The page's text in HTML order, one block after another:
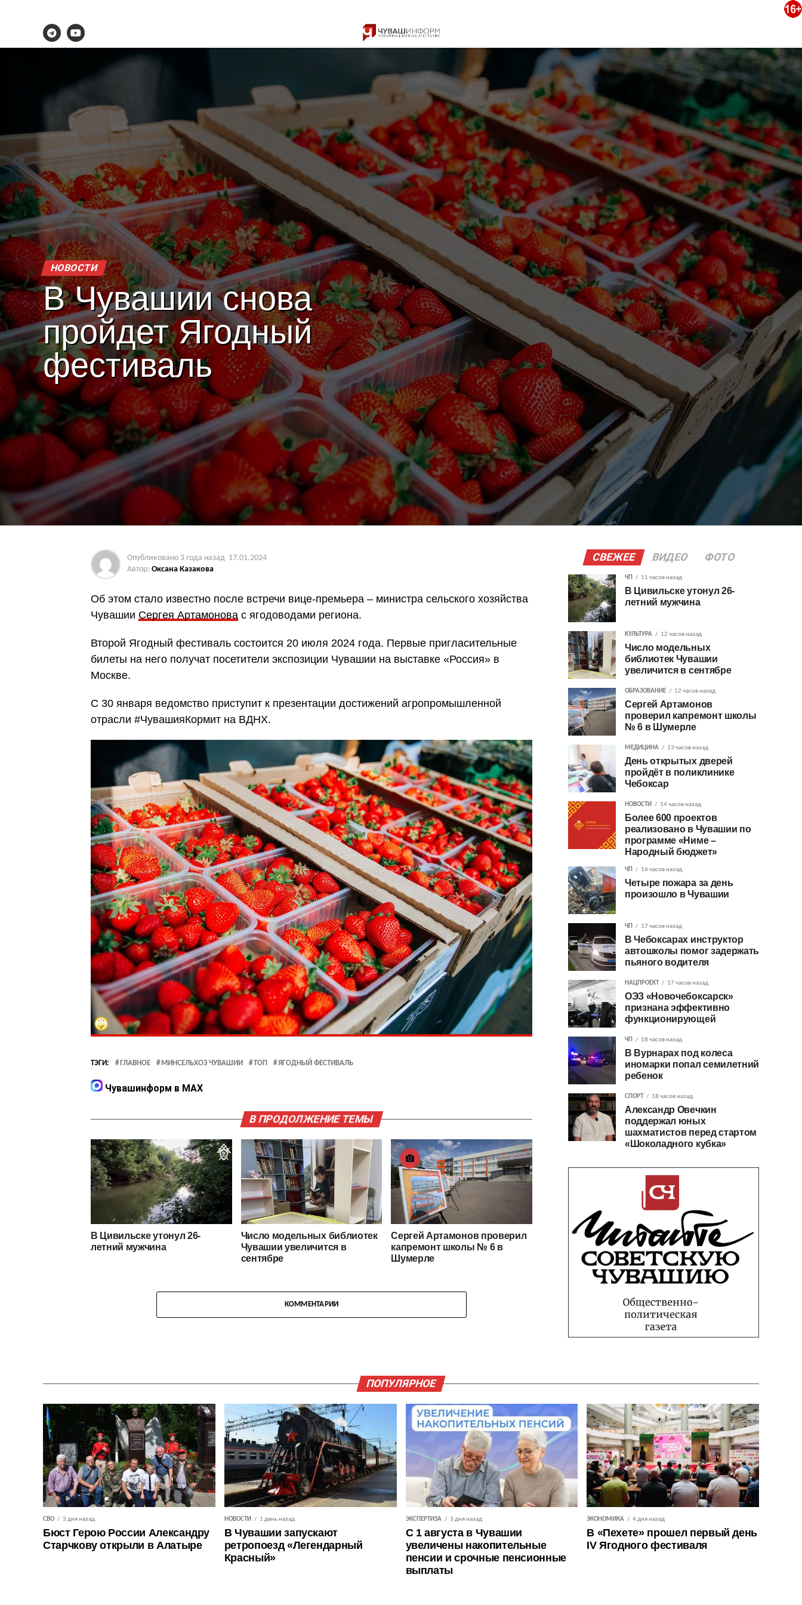
НОВОСТИ
В Чувашии снова
пройдет Ягодный
фестиваль
Опубликовано 3 года назад 17.01.2024
Автор: Оксана Казакова
Об этом стало известно после встречи вице-премьера – министра сельского хозяйства
Чувашии Сергея Артамонова с ягодоводами региона.
Второй Ягодный фестиваль состоится 20 июля 2024 года. Первые пригласительные
билеты на него получат посетители экспозиции Чувашии на выставке «Россия» в
Москве.
С 30 января ведомство приступит к презентации достижений агропромышленной
отрасли #ЧувашияКормит на ВДНХ.
ТЭГИ: ГЛАВНОЕ МИНСЕЛЬХОЗ ЧУВАШИИ ТОП ЯГОДНЫЙ ФЕСТИВАЛЬ
Чувашинформ в MAX
В ПРОДОЛЖЕНИЕ ТЕМЫ
В Цивильске утонул 26-
летний мужчина
Число модельных библиотек
Чувашии увеличится в
сентябре
Сергей Артамонов проверил
капремонт школы № 6 в
Шумерле
КОММЕНТАРИИ
СВЕЖЕЕ ВИДЕО ФОТО
ЧП 11 часов назад
В Цивильске утонул 26-
летний мужчина
КУЛЬТУРА 12 часов назад
Число модельных
библиотек Чувашии
увеличится в сентябре
ОБРАЗОВАНИЕ 12 часов назад
Сергей Артамонов
проверил капремонт школы
№ 6 в Шумерле
МЕДИЦИНА 13 часов назад
День открытых дверей
пройдёт в поликлинике
Чебоксар
НОВОСТИ 14 часов назад
Более 600 проектов
реализовано в Чувашии по
программе «Ниме –
Народный бюджет»
ЧП 16 часов назад
Четыре пожара за день
произошло в Чувашии
ЧП 17 часов назад
В Чебоксарах инструктор
автошколы помог задержать
пьяного водителя
НАЦПРОЕКТ 17 часов назад
ОЭЗ «Новочебоксарск»
признана эффективно
функционирующей
ЧП 18 часов назад
В Вурнарах под колеса
иномарки попал семилетний
ребенок
СПОРТ 18 часов назад
Александр Овечкин
поддержал юных
шахматистов перед стартом
«Шоколадного кубка»
ПОПУЛЯРНОЕ
СВО 3 дня назад
Бюст Герою России Александру
Старчкову открыли в Алатыре
НОВОСТИ 1 день назад
В Чувашии запускают
ретропоезд «Легендарный
Красный»
ЭКСПЕРТИЗА 3 дня назад
С 1 августа в Чувашии
увеличены накопительные
пенсии и срочные пенсионные
выплаты
ЭКОНОМИКА 4 дня назад
В «Пехете» прошел первый день
IV Ягодного фестиваля